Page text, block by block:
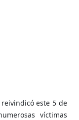
este 5 de
víctimas